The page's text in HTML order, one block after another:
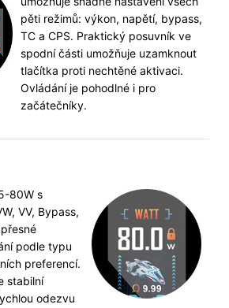
pěti režimů: výkon, napětí, bypass,
TC a CPS. Praktický posuvník ve
spodní části umožňuje uzamknout
tlačítka proti nechtěné aktivaci.
Ovládání je pohodlné i pro
začátečníky.
80W s
VV, Bypass,
podle typu
preferencí.
stabilní
odezvu